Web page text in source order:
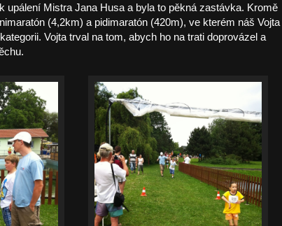
upálení Mistra Jana Husa a byla to pěkná zastávka. Kromě
(4,2km) a pidimaratón (420m), ve kterém náš Vojta
Vojta trval na tom, abych ho na trati doprovázel a